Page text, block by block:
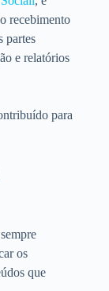
recebimento
partes
e relatórios
para
os
que